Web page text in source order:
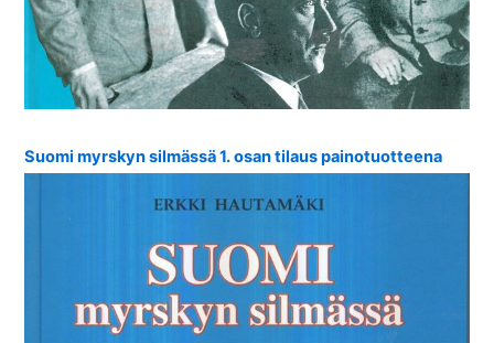
Suomi myrskyn silmässä 1. osan tilaus painotuotteena